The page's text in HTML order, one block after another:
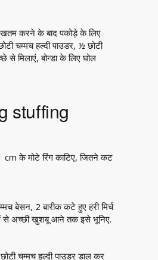
खतम करने के बाद पकोड़े के लिए
चम्मच हल्दी पाउडर, ½ छोटी
मिलाएं, बोन्डा के लिए घोल
stuffing
cm के मोटे रिंग काटिए, जितने कट
बेसन, 2 बारीक कटे हुए हरी मिर्च
से अच्छी खुशबू आने तक इसे भूनिए.
चम्मच हल्दी पाउडर डाल कर